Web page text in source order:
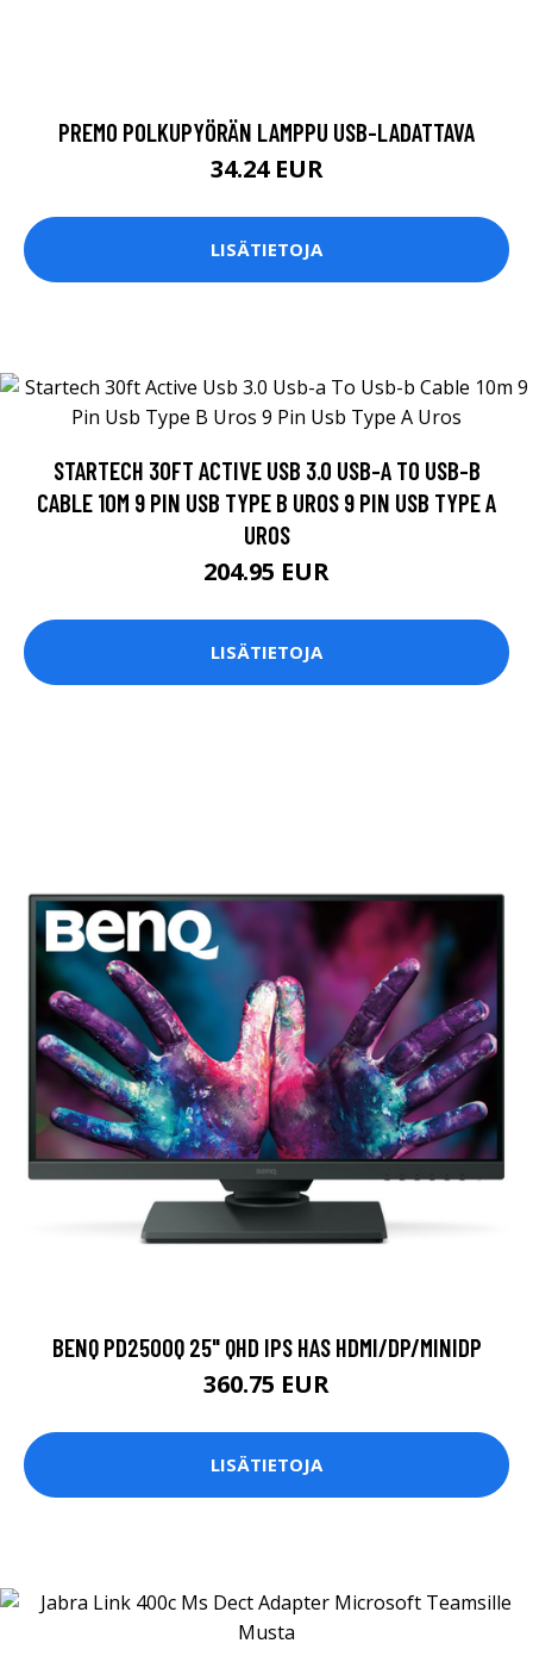
PREMO POLKUPYÖRÄN LAMPPU USB-LADATTAVA
34.24 EUR
LISÄTIETOJA
STARTECH 30FT ACTIVE USB 3.0 USB-A TO USB-B
CABLE 10M 9 PIN USB TYPE B UROS 9 PIN USB TYPE A
UROS
204.95 EUR
LISÄTIETOJA
BENQ PD2500Q 25" QHD IPS HAS HDMI/DP/MINIDP
360.75 EUR
LISÄTIETOJA